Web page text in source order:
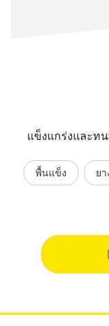
แข็งแกร่งและท
พื้นแข็ง ย